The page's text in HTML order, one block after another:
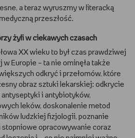
a teraz wyruszmy w literacką
przeszłość.
żyli w ciekawych czasach
XX wieku to był czas prawdziwej
Europie – ta nie ominęła także
odkryć i przełomów, które
obraz sztuki lekarskiej: odkrycie
i antybiotyków,
leków, doskonalenie metod
ludzkiej fizjologii, poznanie
stopniowe opracowywanie coraz